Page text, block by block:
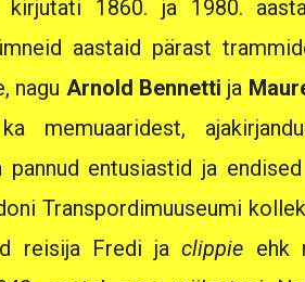
1860. ja 1980.
aastaid pärast
nagu Arnold Bennetti ja
memuaaridest,
entusiastid ja
Transpordimuuseumi
reisija Fredi jaclippie ehk